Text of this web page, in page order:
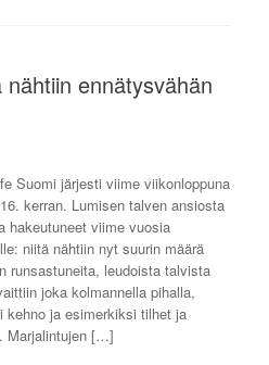
ennätysvähän
Suomi järjesti viime viikonloppuna
kerran. Lumisen talven ansiosta
hakeutuneet viime vuosia
niitä nähtiin nyt suurin määrä
runsastuneita, leudoista talvista
joka kolmannella pihalla,
kehno ja esimerkiksi tilhet ja
Marjalintujen […]